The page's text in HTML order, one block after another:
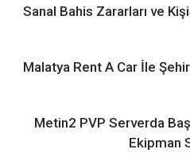
Sanal Bahis Zararları ve
Malatya Rent A Car İle Şehir
Metin2 PVP Serverda
Ekipman